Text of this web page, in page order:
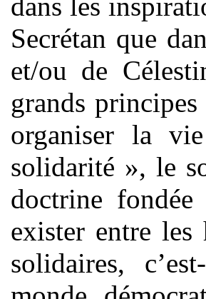
Secrétan que
et/ou de
grands
organiser la
solidarité », le
doctrine
exister entre les
solidaires,